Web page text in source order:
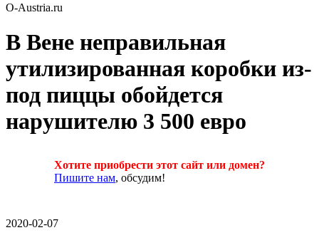
O-Austria.ru
В Вене неправильная
утилизированная коробки из-
под пиццы обойдется
нарушителю 3 500 евро
Хотите приобрести этот сайт или домен?
Пишите нам, обсудим!
2020-02-07